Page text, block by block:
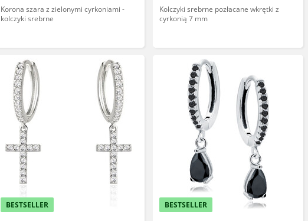
Korona szara z zielonymi cyrkoniami -
kolczyki srebrne
Kolczyki srebrne pozłacane wkrętki z
cyrkonią 7 mm
BESTSELLER BESTSELLER